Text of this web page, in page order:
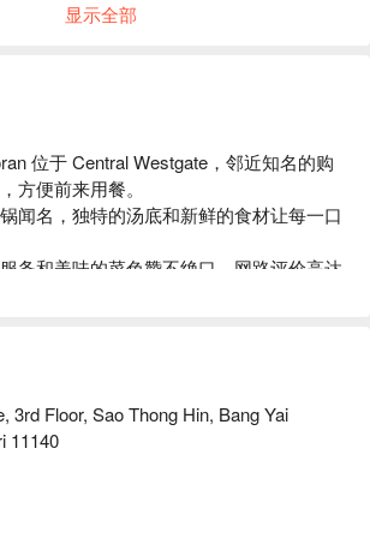
显示全部
位于 Central Westgate，邻近知名的购
方便前来用餐。
闻名，独特的汤底和新鲜的食材让每一口
务和美味的菜色赞不绝口，网路评价高达
择。
享优惠！
3rd Floor, Sao Thong Hin, Bang Yai
11140